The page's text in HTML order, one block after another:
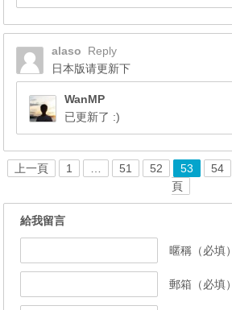
alaso
Reply
日本版请更新下
WanMP
已更新了 :)
上一頁 1 51 52 53 54
頁
給我留言
暱稱（必填）
郵箱（必填）